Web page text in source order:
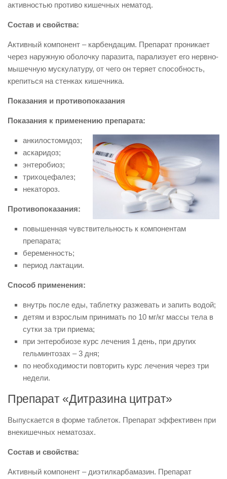
активностью противо кишечных нематод.
Состав и свойства:
Активный компонент – карбендацим. Препарат проникает
через наружную оболочку паразита, парализует его нервно-
мышечную мускулатуру, от чего он теряет способность,
крепиться на стенках кишечника.
Показания и противопоказания
Показания к применению препарата:
анкилостомидоз;
аскаридоз;
энтеробиоз;
трихоцефалез;
некатороз.
Противопоказания:
повышенная чувствительность к компонентам
препарата;
беременность;
период лактации.
Способ применения:
внутрь после еды, таблетку разжевать и запить водой;
детям и взрослым принимать по 10 мг/кг массы тела в
сутки за три приема;
при энтеробиозе курс лечения 1 день, при других
гельминтозах – 3 дня;
по необходимости повторить курс лечения через три
недели.
Препарат «Дитразина цитрат»
Выпускается в форме таблеток. Препарат эффективен при
внекишечных нематозах.
Состав и свойства:
Активный компонент – диэтилкарбамазин. Препарат